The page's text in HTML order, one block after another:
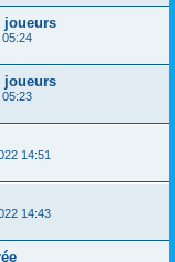
joueurs
05:24
joueurs
05:23
14:51
14:43